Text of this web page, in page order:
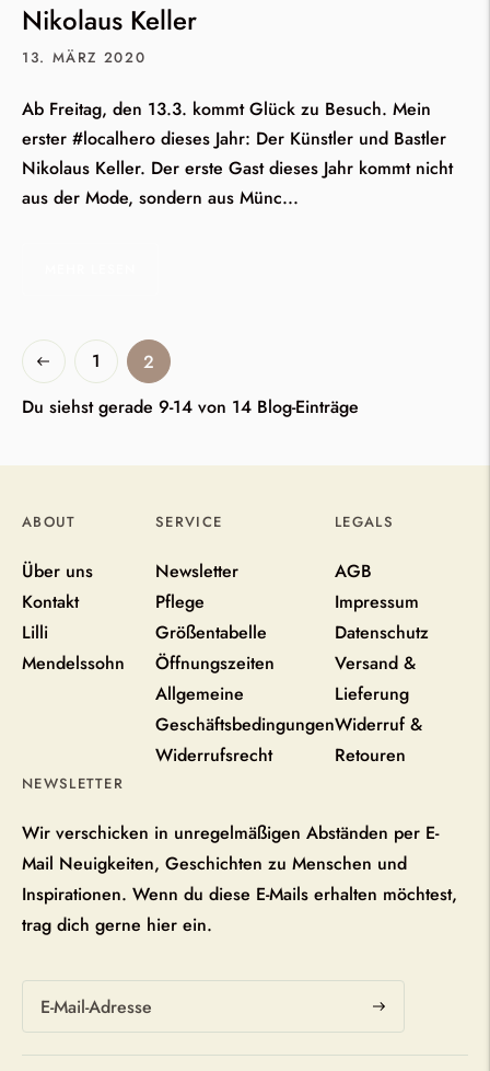
Nikolaus Keller
13. MÄRZ 2020
Ab Freitag, den 13.3. kommt Glück zu Besuch. Mein
erster #localhero dieses Jahr: Der Künstler und Bastler
Nikolaus Keller. Der erste Gast dieses Jahr kommt nicht
aus der Mode, sondern aus Münc...
Vorherige 1
2
Du siehst gerade 9-14 von 14 Blog-Einträge
ABOUT
Über uns
Kontakt
Lilli
Mendelssohn
SERVICE
Newsletter
Pflege
Größentabelle
Öffnungszeiten
Allgemeine
Geschäftsbedingungen
Widerrufsrecht
LEGALS
AGB
Impressum
Datenschutz
Versand &
Lieferung
Widerruf &
Retouren
NEWSLETTER
Wir verschicken in unregelmäßigen Abständen per E-
Mail Neuigkeiten, Geschichten zu Menschen und
Inspirationen. Wenn du diese E-Mails erhalten möchtest,
trag dich gerne hier ein.
Abonnieren